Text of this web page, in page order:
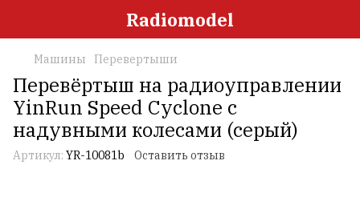
Radiomodel
Машины Перевертыши
Перевёртыш на радиоуправлении
YinRun Speed Cyclone с
надувными колесами (серый)
Артикул: YR-10081b Оставить отзыв